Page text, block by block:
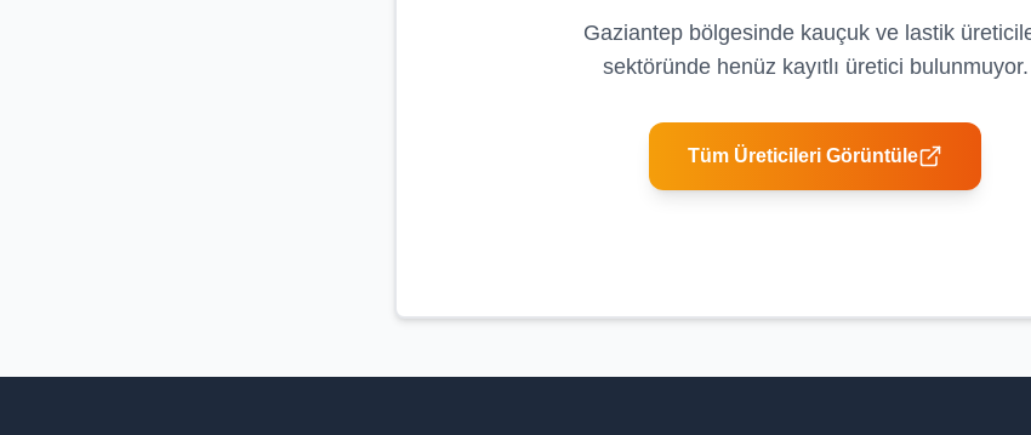
Gaziantepbölgesinde kauçuk ve lastik
sektöründe henüz kayıtlı üretici bulunmuyor.
Tüm Üreticileri Görüntüle